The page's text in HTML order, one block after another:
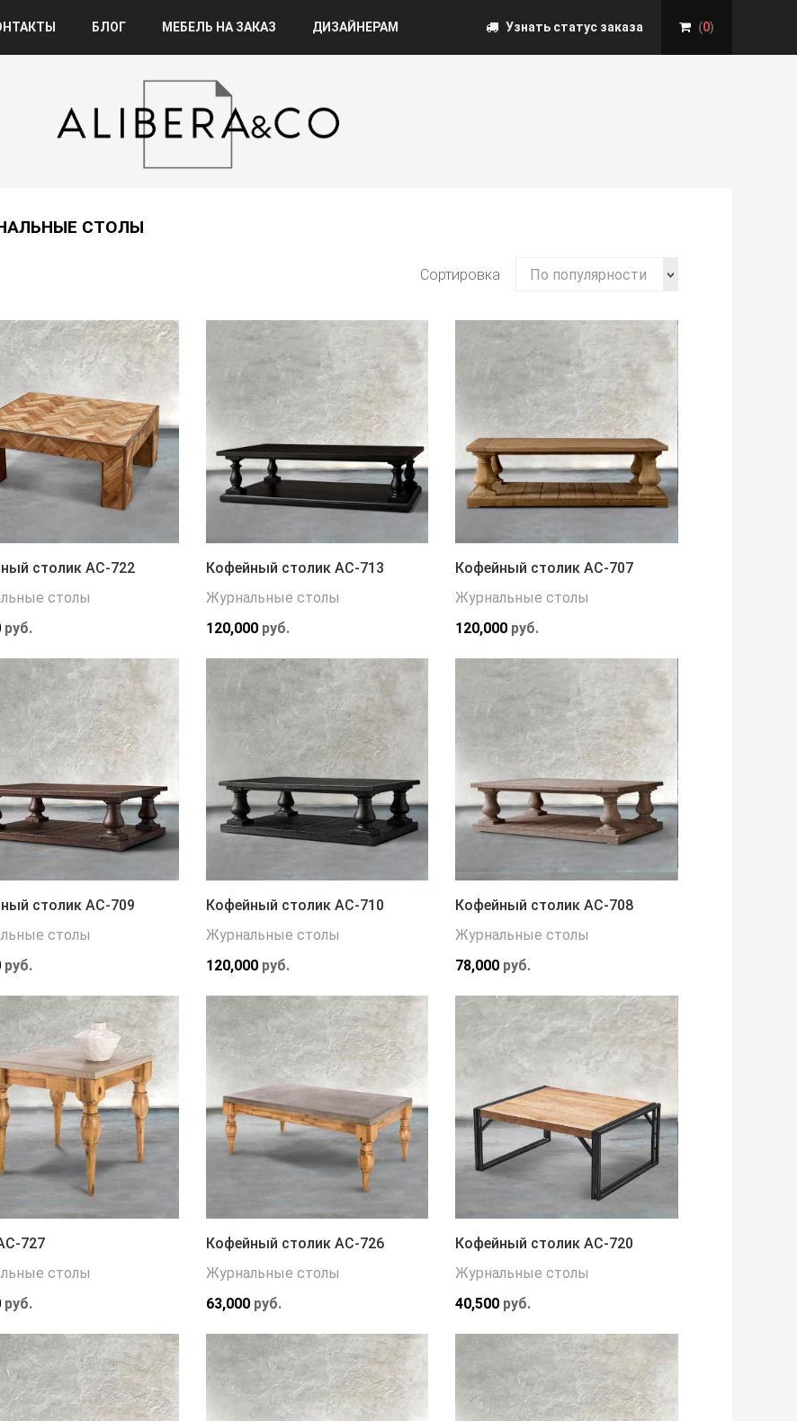
Узнать статус заказа (0)
БЛОГ МЕБЕЛЬ НА ЗАКАЗ ДИЗАЙНЕРАМ
СТОЛЫ
Сортировка По популярности
столик АС-722
столы
руб.
Кофейный столик АС-713
Журнальные столы
120,000руб.
Кофейный столик АС-707
Журнальные столы
120,000 руб.
столик АС-709
столы
руб.
Кофейный столик АС-710
Журнальные столы
120,000руб.
Кофейный столик АС-708
Журнальные столы
78,000 руб.
727
столы
руб.
Кофейный столик АС-726
Журнальные столы
63,000руб.
Кофейный столик АС-720
Журнальные столы
40,500 руб.